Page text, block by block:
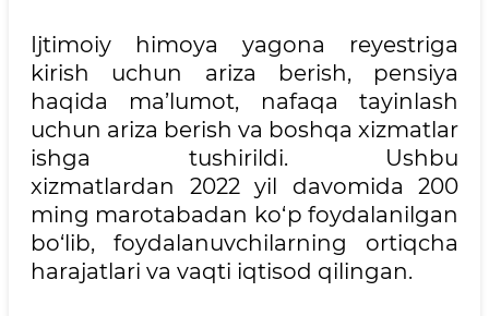
Ijtimoiy himoya yagona reyestriga
kirish uchun ariza berish, pensiya
haqida ma’lumot, nafaqa tayinlash
uchun ariza berish va boshqa xizmatlar
ishga tushirildi. Ushbu
xizmatlardan 2022 yil davomida 200
ming marotabadan ko‘p foydalanilgan
bo‘lib, foydalanuvchilarning ortiqcha
harajatlari va vaqti iqtisod qilingan.